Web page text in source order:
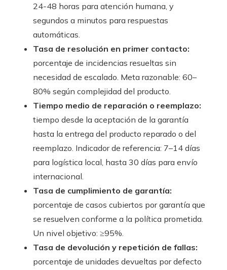
24-48 horas para atención humana, y
segundos a minutos para respuestas
automáticas.
Tasa de resolución en primer contacto:
porcentaje de incidencias resueltas sin
necesidad de escalado. Meta razonable: 60–
80% según complejidad del producto.
Tiempo medio de reparación o reemplazo:
tiempo desde la aceptación de la garantía
hasta la entrega del producto reparado o del
reemplazo. Indicador de referencia: 7–14 días
para logística local, hasta 30 días para envío
internacional.
Tasa de cumplimiento de garantía:
porcentaje de casos cubiertos por garantía que
se resuelven conforme a la política prometida.
Un nivel objetivo: ≥95%.
Tasa de devolución y repetición de fallas:
porcentaje de unidades devueltas por defecto